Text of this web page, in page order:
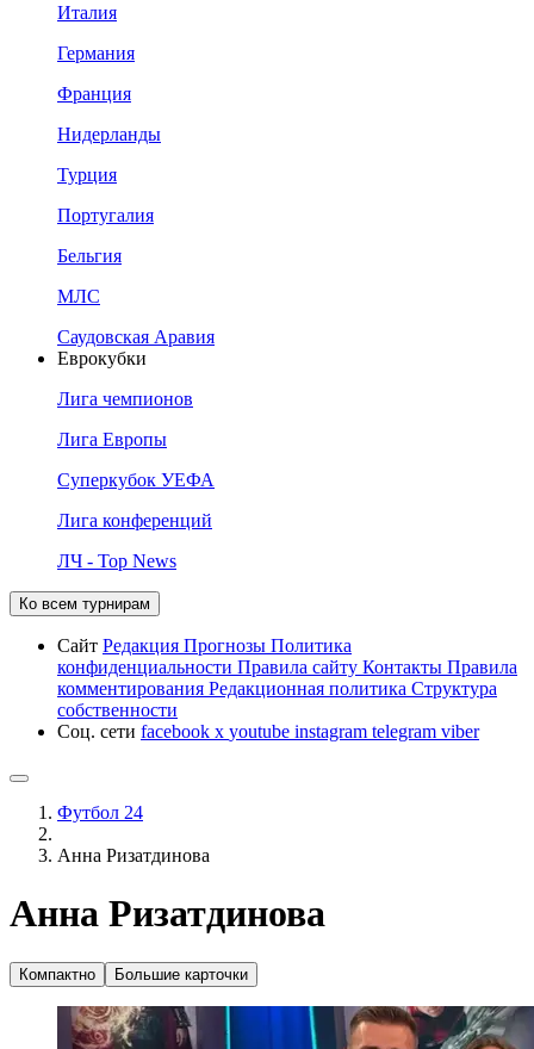
Италия
Германия
Франция
Нидерланды
Турция
Португалия
Бельгия
МЛС
Саудовская Аравия
Еврокубки
Лига чемпионов
Лига Европы
Суперкубок УЕФА
Лига конференций
ЛЧ - Top News
Ко всем турнирам
Сайт Редакция Прогнозы Политика
конфиденциальности Правила сайту Контакты Правила
комментирования Редакционная политика Структура
собственности
Соц. сети facebook x youtube instagram telegram viber
Футбол 24
Анна Ризатдинова
Анна Ризатдинова
Компактно Большие карточки